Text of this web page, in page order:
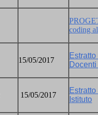
coding
15/05/2017
Docenti
15/05/2017
Istituto